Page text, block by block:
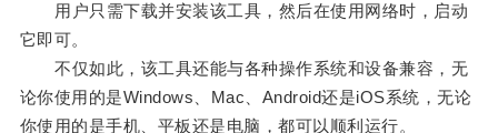
用户只需下载并安装该工具，然后在使用网络时，启动
它即可。
不仅如此，该工具还能与各种操作系统和设备兼容，无
论你使用的是Windows、Mac、Android还是iOS系统，无论
你使用的是手机、平板还是电脑，都可以顺利运行。